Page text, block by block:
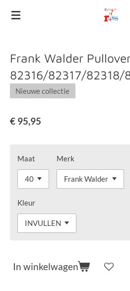
Ga
hoofdinhoud
Frank Walder
82316/82317/82318/
Nieuwe collectie
€ 95,95
Maat Merk
Kleur
In winkelwagen